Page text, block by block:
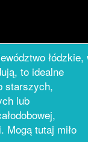
łódzkie,
to idealne
starszych,
lub
Mogą tutaj miło